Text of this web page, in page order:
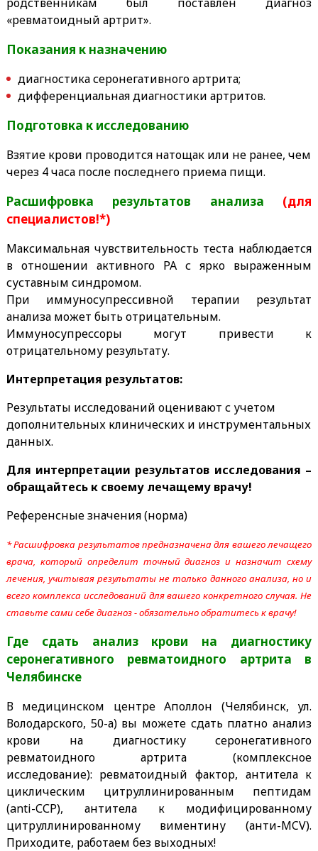
«ревматоидный артрит».
Показания к назначению
диагностика серонегативного артрита;
дифференциальная диагностики артритов.
Подготовка к исследованию
Взятие крови проводится натощак или не ранее, чем
через 4 часа после последнего приема пищи.
Расшифровка результатов анализа (для
специалистов!*)
Максимальная чувствительность теста наблюдается
в отношении активного РА с ярко выраженным
суставным синдромом.
При иммуносупрессивной терапии результат
анализа может быть отрицательным.
Иммуносупрессоры могут привести к
отрицательному результату.
Интерпретация результатов:
Результаты исследований оценивают с учетом
дополнительных клинических и инструментальных
данных.
Для интерпретации результатов исследования –
обращайтесь к своему лечащему врачу!
Референсные значения (норма)
* Расшифровка результатов предназначена для вашего лечащего
врача, который определит точный диагноз и назначит схему
лечения, учитывая результаты не только данного анализа, но и
всего комплекса исследований для вашего конкретного случая. Не
ставьте сами себе диагноз - обязательно обратитесь к врачу!
Где сдать анализ крови на диагностику
серонегативного ревматоидного артрита в
Челябинске
В медицинском центре Аполлон (Челябинск, ул.
Володарского, 50-а) вы можете сдать платно анализ
крови на диагностику серонегативного
ревматоидного артрита (комплексное
исследование): ревматоидный фактор, антитела к
циклическим цитруллинированным пептидам
(anti-ССP), антитела к модифицированному
цитруллинированному виментину (анти-MCV).
Приходите, работаем без выходных!